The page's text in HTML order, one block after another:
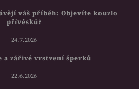
váš příběh: Objevíte kouzlo
přívěsků?
24.7.2026
a zářivé vrstvení šperků
22.6.2026